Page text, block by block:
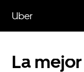
contenido
principal
Uber
La